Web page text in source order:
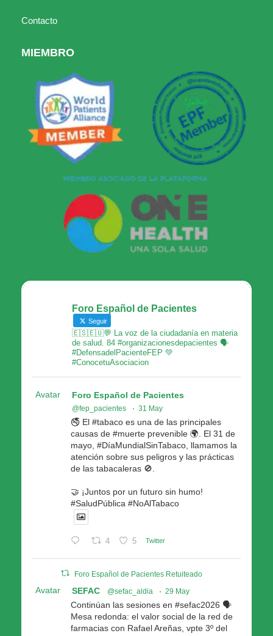
Contacto
MIEMBRO
Foro Español de Pacientes
Seguir
🇪🇸🇪🇺💬 La voz de la ciudadanía en materia
de salud. 84 #organizacionesdepacientes 🗣
#DefensadelPacienteFEP 💚
#ConocetuAsociacion
Avatar Foro Español de Pacientes
@fep_pacientes · 31 May
🚭 El #tabaco es una de las principales
causas de #muerte prevenible 🌍. El 31 de
mayo, #DíaMundialSinTabaco, llamamos la
atención sobre sus peligros y las prácticas
de las tabacaleras 🚫.
🤝 ¡Juntos por un futuro sin humo!
#SaludPública #NoAlTabaco
4 5 Twitter
Foro Español de Pacientes Retuiteado
Avatar SEFAC @sefac_aldia · 29 May
Continúan las sesiones en #sefac2026 🗣️
Mesa redonda: el valor social de la red de
farmacias con Rafael Areñas, vpte 3º del